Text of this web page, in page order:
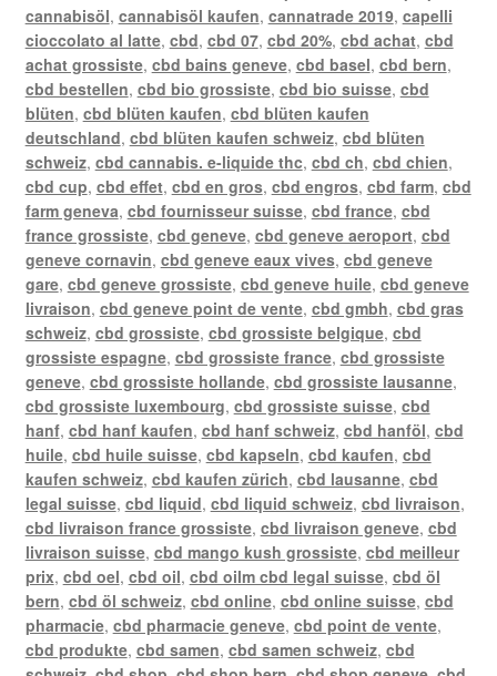
cannabisöl, cannabisöl kaufen, cannatrade 2019, capelli
cioccolato al latte, cbd, cbd 07, cbd 20%, cbd achat, cbd
achat grossiste, cbd bains geneve, cbd basel, cbd bern,
cbd bestellen, cbd bio grossiste, cbd bio suisse, cbd
blüten, cbd blüten kaufen, cbd blüten kaufen
deutschland, cbd blüten kaufen schweiz, cbd blüten
schweiz, cbd cannabis. e-liquide thc, cbd ch, cbd chien,
cbd cup, cbd effet, cbd en gros, cbd engros, cbd farm, cbd
farm geneva, cbd fournisseur suisse, cbd france, cbd
france grossiste, cbd geneve, cbd geneve aeroport, cbd
geneve cornavin, cbd geneve eaux vives, cbd geneve
gare, cbd geneve grossiste, cbd geneve huile, cbd geneve
livraison, cbd geneve point de vente, cbd gmbh, cbd gras
schweiz, cbd grossiste, cbd grossiste belgique, cbd
grossiste espagne, cbd grossiste france, cbd grossiste
geneve, cbd grossiste hollande, cbd grossiste lausanne,
cbd grossiste luxembourg, cbd grossiste suisse, cbd
hanf, cbd hanf kaufen, cbd hanf schweiz, cbd hanföl, cbd
huile, cbd huile suisse, cbd kapseln, cbd kaufen, cbd
kaufen schweiz, cbd kaufen zürich, cbd lausanne, cbd
legal suisse, cbd liquid, cbd liquid schweiz, cbd livraison,
cbd livraison france grossiste, cbd livraison geneve, cbd
livraison suisse, cbd mango kush grossiste, cbd meilleur
prix, cbd oel, cbd oil, cbd oilm cbd legal suisse, cbd öl
bern, cbd öl schweiz, cbd online, cbd online suisse, cbd
pharmacie, cbd pharmacie geneve, cbd point de vente,
cbd produkte, cbd samen, cbd samen schweiz, cbd